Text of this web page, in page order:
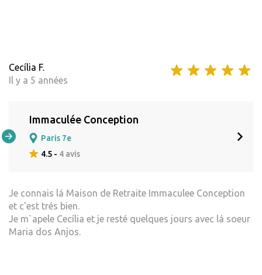
Cecília F.
Il y a 5 années
Immaculée Conception
Paris 7e
4.5 - 4 avis
Je connais lá Maison de Retraite Immaculee Conception
et c'est trés bien.
Je m`apele Cecília et je resté quelques jours avec lá soeur
Maria dos Anjos.